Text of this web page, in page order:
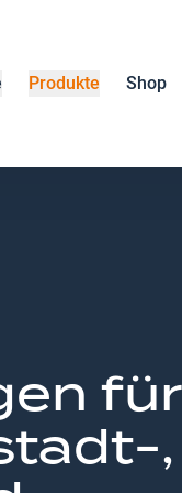
Produkte Shop
für
,